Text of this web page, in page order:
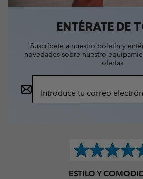
ENTÉRATE DE
Suscríbete a nuestro boletín y
novedades sobre nuestro
ofertas
de
ESTILO Y